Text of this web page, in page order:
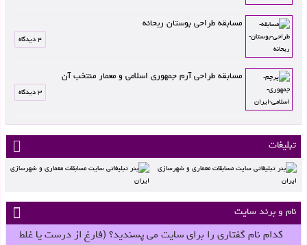
مسابقه طراحی بوستان ریحانه
۴ دیدگاه
مسابقه طراحی آرم جمهوری اسلامی و معمار منتخب آن
۳ دیدگاه
تبلیغات
نام و برند سایت
کدام نام گفتاری را برای سایت می پسندید؟ (فارغ از درست یا غلط